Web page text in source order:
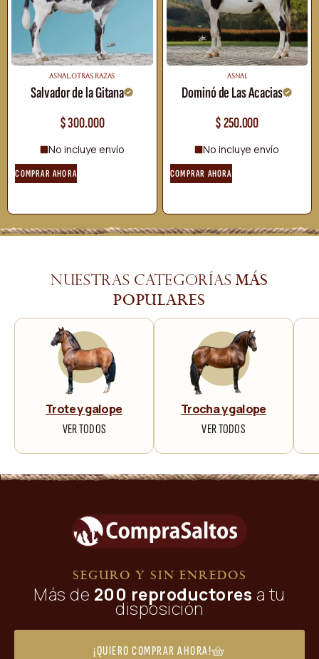
ASNAL ,OTRAS RAZAS
Salvador de la Gitana
$300.000
No incluye envío
COMPRAR AHORA
ASNAL
Dominó de Las Acacias
$250.000
No incluye envío
COMPRAR AHORA
Nuestras categorías más
populares
Trote y galope
VER TODOS
Trocha y galope
VER TODOS
SEGURO Y SIN ENREDOS
Más de 200 reproductores a tu
disposición
¡QUIERO COMPRAR AHORA!